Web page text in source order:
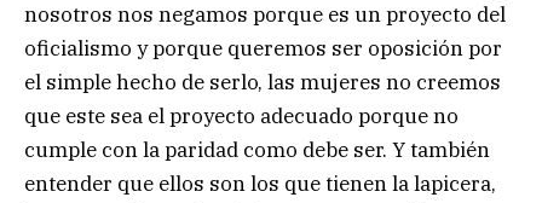
nosotros nos negamos porque es un proyecto del
oficialismo y porque queremos ser oposición por
el simple hecho de serlo, las mujeres no creemos
que este sea el proyecto adecuado porque no
cumple con la paridad como debe ser. Y también
entender que ellos son los que tienen la lapicera,